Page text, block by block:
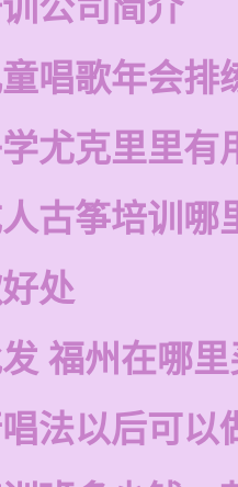
公司简介
唱歌年会排
尤克里里有
古筝培训哪
处
福州在哪
法以后可以